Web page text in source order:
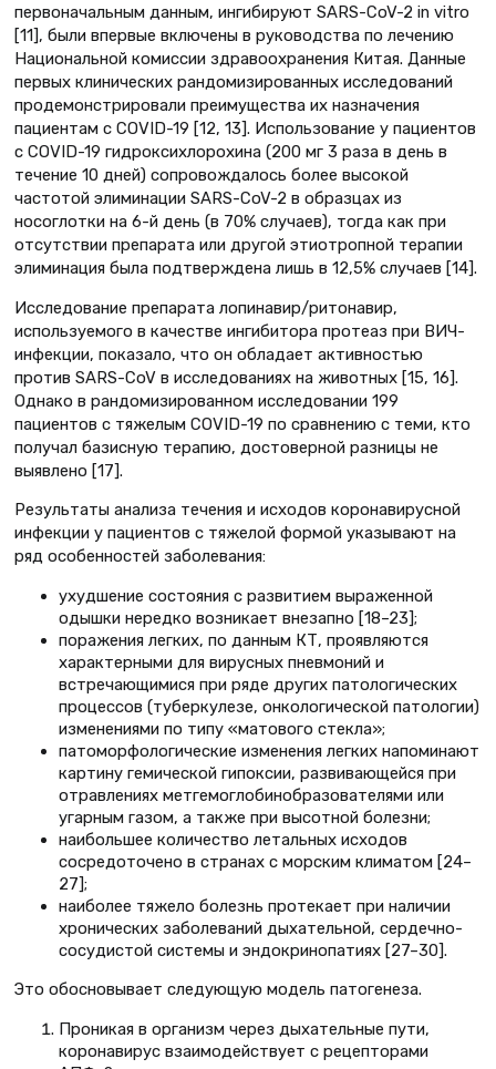
первоначальным данным, ингибируют SARS-CoV-2 in vitro
[11], были впервые включены в руководства по лечению
Национальной комиссии здравоохранения Китая. Данные
первых клинических рандомизированных исследований
продемонстрировали преимущества их назначения
пациентам с COVID-19 [12, 13]. Использование у пациентов
с COVID-19 гидроксихлорохина (200 мг 3 раза в день в
течение 10 дней) сопровождалось более высокой
частотой элиминации SARS-CoV-2 в образцах из
носоглотки на 6-й день (в 70% случаев), тогда как при
отсутствии препарата или другой этиотропной терапии
элиминация была подтверждена лишь в 12,5% случаев [14].
Исследование препарата лопинавир/ритонавир,
используемого в качестве ингибитора протеаз при ВИЧ-
инфекции, показало, что он обладает активностью
против SARS-CoV в исследованиях на животных [15, 16].
Однако в рандомизированном исследовании 199
пациентов с тяжелым COVID-19 по сравнению с теми, кто
получал базисную терапию, достоверной разницы не
выявлено [17].
Результаты анализа течения и исходов коронавирусной
инфекции у пациентов с тяжелой формой указывают на
ряд особенностей заболевания:
ухудшение состояния с развитием выраженной
одышки нередко возникает внезапно [18–23];
поражения легких, по данным КТ, проявляются
характерными для вирусных пневмоний и
встречающимися при ряде других патологических
процессов (туберкулезе, онкологической патологии)
изменениями по типу «матового стекла»;
патоморфологические изменения легких напоминают
картину гемической гипоксии, развивающейся при
отравлениях метгемоглобинобразователями или
угарным газом, а также при высотной болезни;
наибольшее количество летальных исходов
сосредоточено в странах с морским климатом [24–
27];
наиболее тяжело болезнь протекает при наличии
хронических заболеваний дыхательной, сердечно-
сосудистой системы и эндокринопатиях [27–30].
Это обосновывает следующую модель патогенеза.
Проникая в организм через дыхательные пути,
коронавирус взаимодействует с рецепторами